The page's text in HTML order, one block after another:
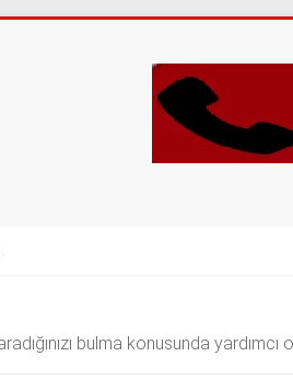
bulma konusunda yardımcı